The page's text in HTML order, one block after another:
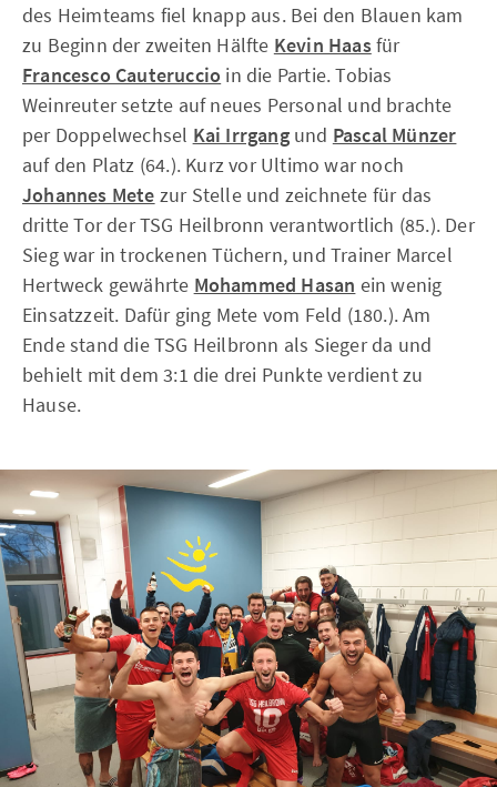
des Heimteams fiel knapp aus. Bei den Blauen kam
zu Beginn der zweiten Hälfte Kevin Haasfür
Francesco Cauteruccio in die Partie. Tobias
Weinreuter setzte auf neues Personal und brachte
per Doppelwechsel Kai Irrgangund Pascal Münzer
auf den Platz (64.). Kurz vor Ultimo war noch
Johannes Mete zur Stelle und zeichnete für das
dritte Tor der TSG Heilbronn verantwortlich (85.). Der
Sieg war in trockenen Tüchern, und Trainer Marcel
Hertweck gewährte Mohammed Hasan ein wenig
Einsatzzeit. Dafür ging Mete vom Feld (180.). Am
Ende stand die TSG Heilbronn als Sieger da und
behielt mit dem 3:1 die drei Punkte verdient zu
Hause.